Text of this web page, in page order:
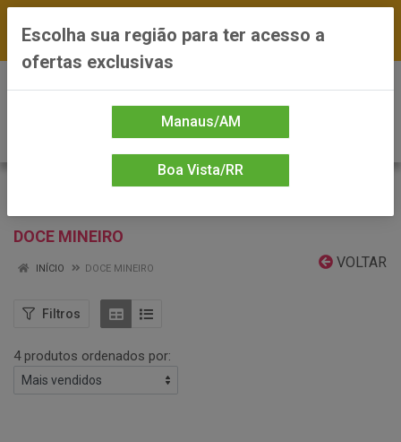
*Preços exclusivos do site — Entrega em até 24h
DOCE MINEIRO
VOLTAR
INÍCIO DOCE MINEIRO
Filtros
4 produtos ordenados por:
Escolha sua região para ter acesso a
ofertas exclusivas
Manaus/AM
Boa Vista/RR